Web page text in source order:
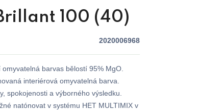
100 (40)
2020006968
barvas bělostí 95% MgO.
interiérová omyvatelná barva.
spokojenosti a výborného výsledku.
natónovat v systému HET MULTIMIX v